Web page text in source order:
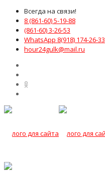
Всегда на связи!
8 (861-60) 5-19-88
(861-60) 3-26-53
WhatsApp 8(918) 174-26-33
hour24gulk@mail.ru